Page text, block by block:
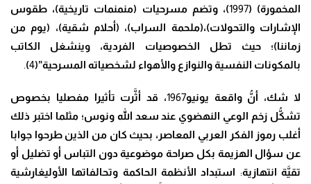
المخمورة) (1997
)،وتضم مسرحيات (منمنمات تاريخية)، طقوس
الإشارات والتحولات)،(ملحمة السراب)، (أحلام شقية)، (يوم من
زماننا)؛ حيث تطل الخصوصيات الفردية، وينشغل الكاتب
بالمكونات النفسية والنوازع والأهواء لشخصياته المسرحية”(4
)
لا شك، أنُّ واقعة يونيو1967، قد أثَّرت تأثيرا مفصليا بخصوص
تشكُّل زخم الوعي النهضوي عند سعد الله ونوس؛مثلما اختبر ذلك
أغلب رموز الفكر العربي المعاصر ، بحيث كان من الذين طرحوا جوابا
عن سؤال الهزيمة بكل صراحة موضوعية دون التباس أو تضليل أو
تقيَّة انتهازية: استبداد الأنظمة الحاكمة وتحالفاتها الأوليغارشية